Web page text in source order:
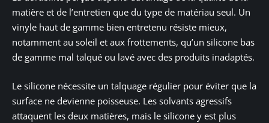
matière et de l’entretien que du type de matériau seul. Un
vinyle haut de gamme bien entretenu résiste mieux,
notamment au soleil et aux frottements, qu’un silicone bas
de gamme mal talqué ou lavé avec des produits inadaptés.
Le silicone nécessite un talquage régulier pour éviter que la
surface ne devienne poisseuse. Les solvants agressifs
attaquent les deux matières, mais le silicone y est plus